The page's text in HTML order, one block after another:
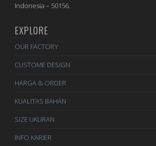
Indonesia – 50156.
EXPLORE
OUR FACTORY
CUSTOME DESIGN
HARGA & ORDER
KUALITAS BAHAN
SIZE UKURAN
INFO KARIER